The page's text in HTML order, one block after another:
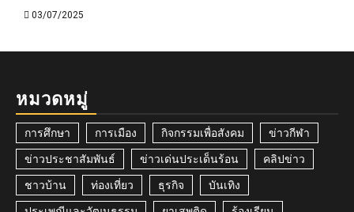
03/07/2025
หมวดหมู่
การศึกษา การเมือง กิจกรรมเพื่อสังคม ข่าวกีฬา
ข่าวประชาสัมพันธ์ ข่าวเด่นประเด็นร้อน คลิปข่าว
ชาวบ้าน ท่องเที่ยว ธุรกิจ บันเทิง